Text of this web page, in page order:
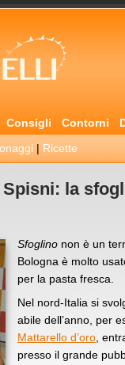
Consigli Contorni
| Ricette
la
Sfoglino non è un
Bologna è molto
per la pasta fresca.
Nel nord-Italia si
abile dell’anno, per
Mattarello d’oro ,
presso il grande